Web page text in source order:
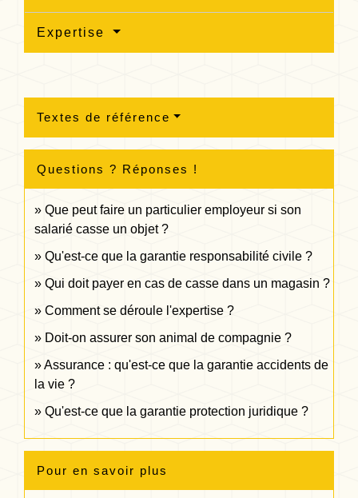
Expertise
Textes de référence
Questions ? Réponses !
Que peut faire un particulier employeur si son
salarié casse un objet ?
Qu'est-ce que la garantie responsabilité civile ?
Qui doit payer en cas de casse dans un magasin ?
Comment se déroule l'expertise ?
Doit-on assurer son animal de compagnie ?
Assurance : qu'est-ce que la garantie accidents de
la vie ?
Qu'est-ce que la garantie protection juridique ?
Pour en savoir plus